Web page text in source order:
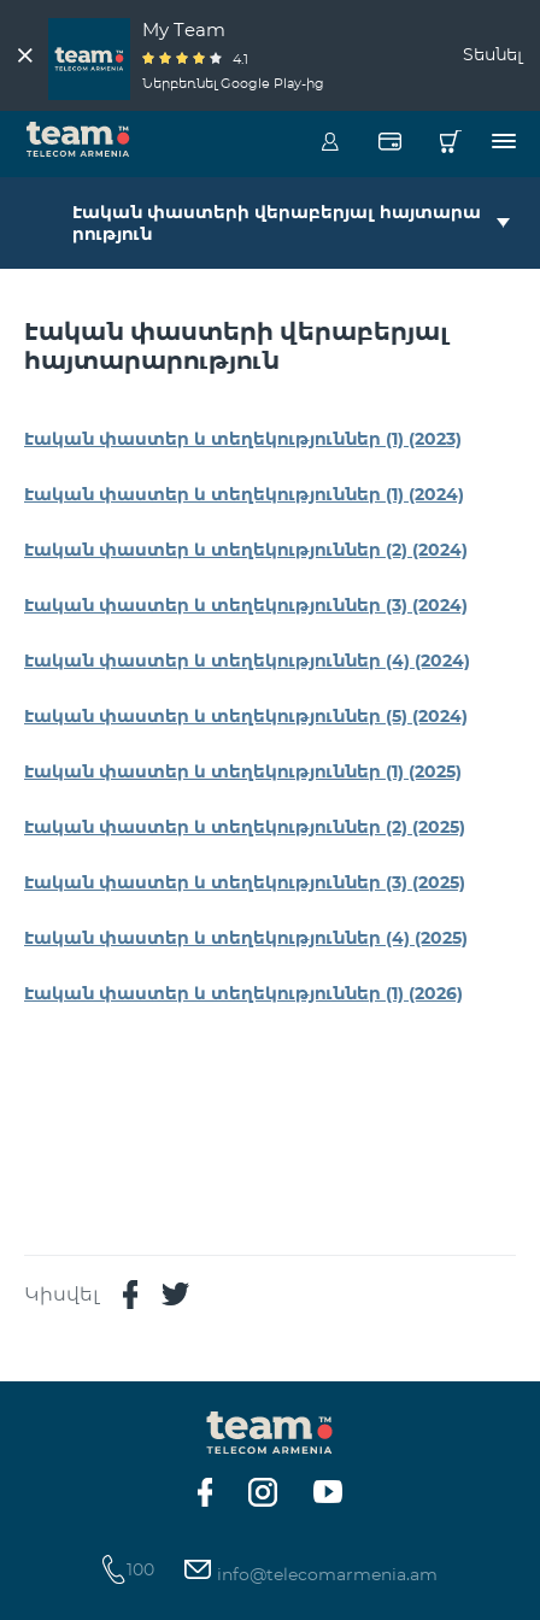
My Team
4.1
Ներբեռնել Google Play-ից
Տեսնել
Էական փաստերի վերաբերյալ հայտարա
րություն
Էական փաստերի վերաբերյալ
հայտարարություն
Էական փաստեր և տեղեկություններ (1) (2023)
Էական փաստեր և տեղեկություններ (1) (2024)
Էական փաստեր և տեղեկություններ (2) (2024)
Էական փաստեր և տեղեկություններ (3) (2024)
Էական փաստեր և տեղեկություններ (4) (2024)
Էական փաստեր և տեղեկություններ (5) (2024)
Էական փաստեր և տեղեկություններ (1) (2025)
Էական փաստեր և տեղեկություններ (2) (2025)
Էական փաստեր և տեղեկություններ (3) (2025)
Էական փաստեր և տեղեկություններ (4) (2025)
Էական փաստեր և տեղեկություններ (1) (2026)
Կիսվել
100 info@telecomarmenia.am